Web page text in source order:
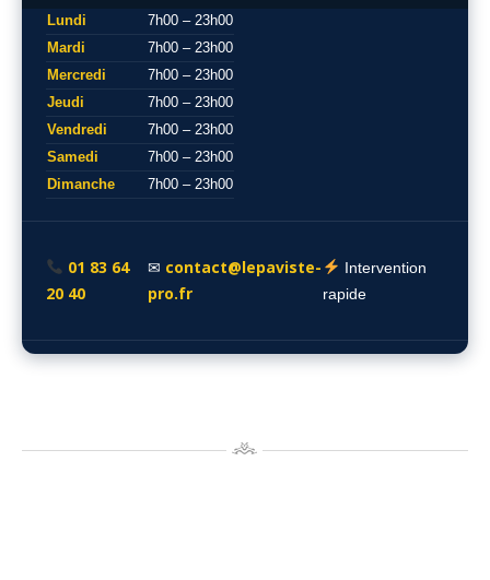
Lundi
7h00 – 23h00
Mardi
7h00 – 23h00
Mercredi
7h00 – 23h00
Jeudi
7h00 – 23h00
Vendredi
7h00 – 23h00
Samedi
7h00 – 23h00
Dimanche
7h00 – 23h00
01 83 64
20 40
✉ contact@lepaviste-
pro.fr
Intervention
rapide